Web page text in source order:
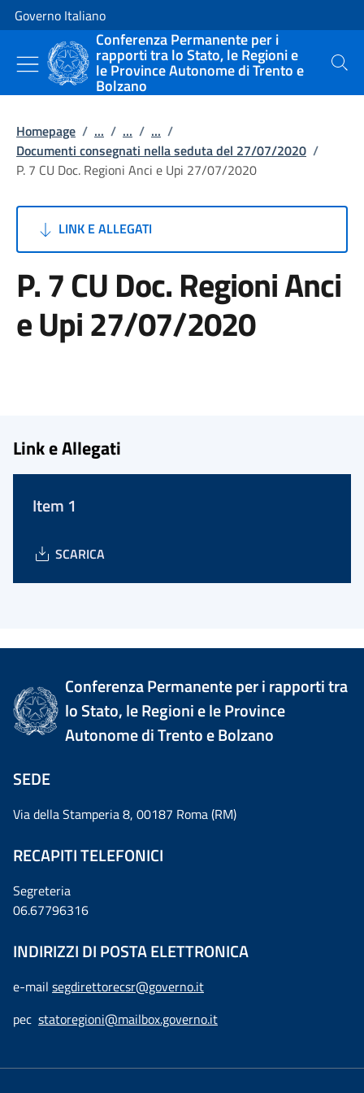
Vai al contenuto
Vai alla navigazione del sito
Governo Italiano
Conferenza Permanente per i
rapporti tra lo Stato, le Regioni e
le Province Autonome di Trento e
Bolzano
Cerca
Homepage / ... / ... / ... /
Documenti consegnati nella seduta del 27/07/2020 /
P. 7 CU Doc. Regioni Anci e Upi 27/07/2020
LINK E ALLEGATI
P. 7 CU Doc. Regioni Anci
e Upi 27/07/2020
Link e Allegati
Item 1
SCARICA
Conferenza Permanente per i rapporti tra
lo Stato, le Regioni e le Province
Autonome di Trento e Bolzano
SEDE
Via della Stamperia 8, 00187 Roma (RM)
RECAPITI TELEFONICI
Segreteria
06.67796316
INDIRIZZI DI POSTA ELETTRONICA
e-mail segdirettorecsr@governo.it
pec statoregioni@mailbox.governo.it